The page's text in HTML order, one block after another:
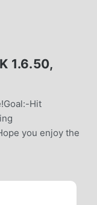
1.6.50,
Hit
you enjoy the
bir arcade